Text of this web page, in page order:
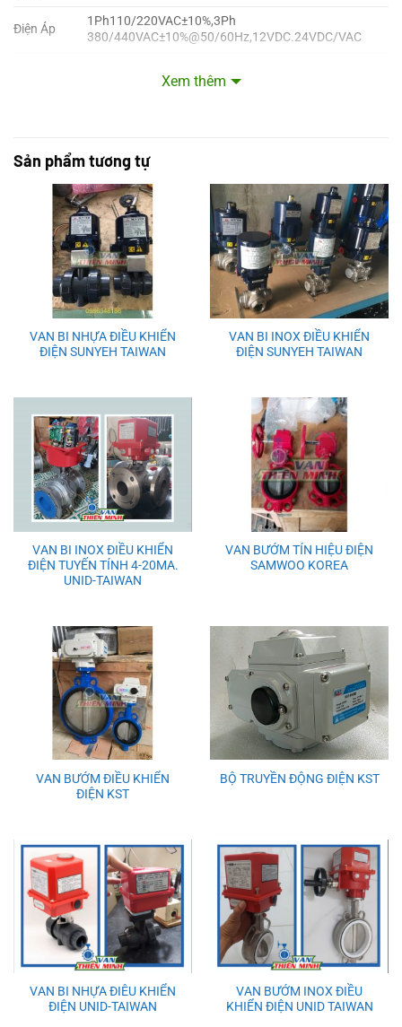
Điện Áp
1Ph110/220VAC±10%,3Ph
380/440VAC±10%@50/60Hz,12VDC.24VDC/VAC
35Nm → 4500Nm
Góc Đóng
Góc 90º
Vật Liệu
Thân van
Gang đúc
CI/FC
Ty van
SCS13 /
Đĩa van
SCS13 /
CF8
Đệm kín
EPDM /
NBR
Sử Dụng
Nước, Hơi, Dầu, Khí nén.
Tình Trạng
Hàng có sẵn, mới 100%
Xem thêm
Sản phẩm tương tự
VAN BI NHỰA ĐIỀU KHIỂN
ĐIỆN SUNYEH TAIWAN
VAN BI INOX ĐIỀU KHIỂN
ĐIỆN SUNYEH TAIWAN
VAN BI INOX ĐIỀU KHIỂN
ĐIỆN TUYẾN TÍNH 4-20MA.
UNID-TAIWAN
VAN BƯỚM TÍN HIỆU ĐIỆN
SAMWOO KOREA
VAN BƯỚM ĐIỀU KHIỂN
ĐIỆN KST
BỘ TRUYỀN ĐỘNG ĐIỆN KST
VAN BI NHỰA ĐIÊU KHIỂN
ĐIỆN UNID-TAIWAN
VAN BƯỚM INOX ĐIỀU
KHIỂN ĐIỆN UNID TAIWAN